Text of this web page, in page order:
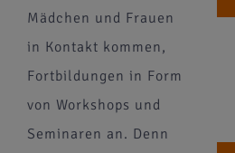
Mädchen und Frauen
in Kontakt kommen,
Fortbildungen in Form
von Workshops und
Seminaren an. Denn